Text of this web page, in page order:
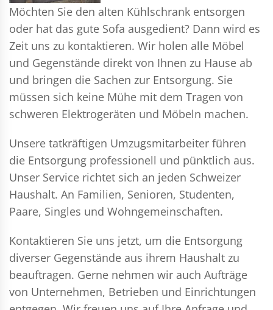
Möchten Sie den alten Kühlschrank entsorgen
oder hat das gute Sofa ausgedient? Dann wird es
Zeit uns zu kontaktieren. Wir holen alle Möbel
und Gegenstände direkt von Ihnen zu Hause ab
und bringen die Sachen zur Entsorgung. Sie
müssen sich keine Mühe mit dem Tragen von
schweren Elektrogeräten und Möbeln machen.
Unsere tatkräftigen Umzugsmitarbeiter führen
die Entsorgung professionell und pünktlich aus.
Unser Service richtet sich an jeden Schweizer
Haushalt. An Familien, Senioren, Studenten,
Paare, Singles und Wohngemeinschaften.
Kontaktieren Sie uns jetzt, um die Entsorgung
diverser Gegenstände aus ihrem Haushalt zu
beauftragen. Gerne nehmen wir auch Aufträge
von Unternehmen, Betrieben und Einrichtungen